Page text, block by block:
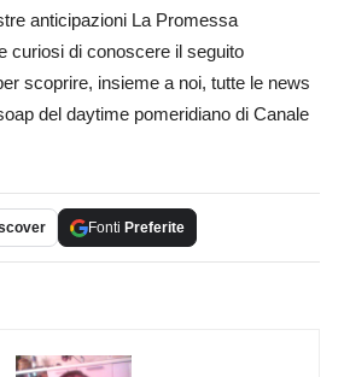
anticipazioni La Promessa
curiosi di conoscere il seguito
scoprire, insieme a noi, tutte le news
del daytime pomeridiano di Canale
Fonti Preferite